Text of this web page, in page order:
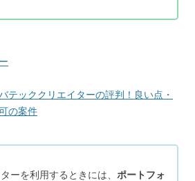
テッククリエイターの評判！良い点・
の案件
ーを利用するときには、 ポートフォ